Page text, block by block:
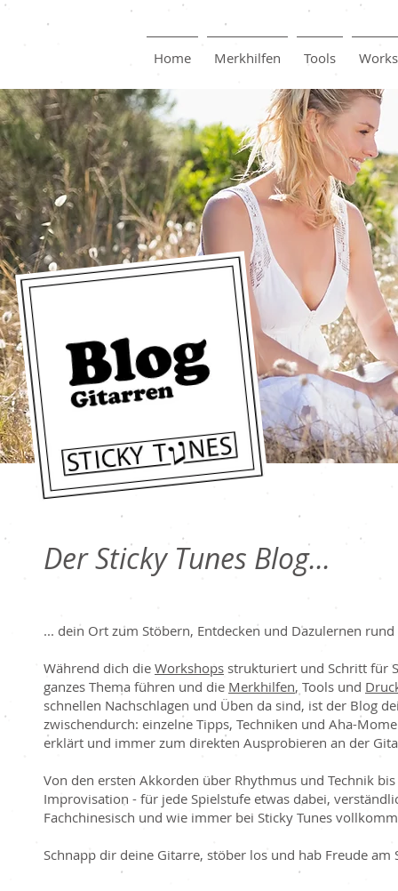
Home Merkhilfen Tools
Der Sticky Tunes Blog...
... dein Ort zum Stöbern, Entdecken und Dazulernen
Während dich die Workshops strukturiert und Schritt für
ganzes Thema führen und die Merkhilfen, Tools und
schnellen Nachschlagen und Üben da sind, ist der Blog
zwischendurch: einzelne Tipps, Techniken und Aha-
erklärt und immer zum direkten Ausprobieren an der
Von den ersten Akkorden über Rhythmus und Technik
Improvisation - für jede Spielstufe etwas dabei,
Fachchinesisch und wie immer bei Sticky Tunes
Schnapp dir deine Gitarre, stöber los und hab Freude am